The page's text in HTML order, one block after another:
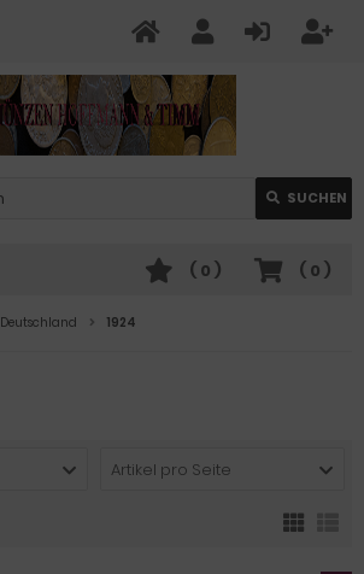
SUCHEN
( 0 )
( 0 )
Deutschland 1924
Artikel pro Seite